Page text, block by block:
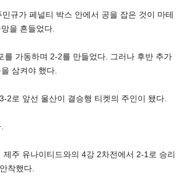
규가 페널티 박스 안에서 공을 잡은 것이 마테
을 흔들었다.
가동하며 2-2를 만들었다. 그러나 후반 추가
삼켜야 했다.
2로 앞선 울산이 결승행 티켓의 주인이 됐다.
주 유나이티드와의 4강 2차전에서 2-1로 승리
착했다.